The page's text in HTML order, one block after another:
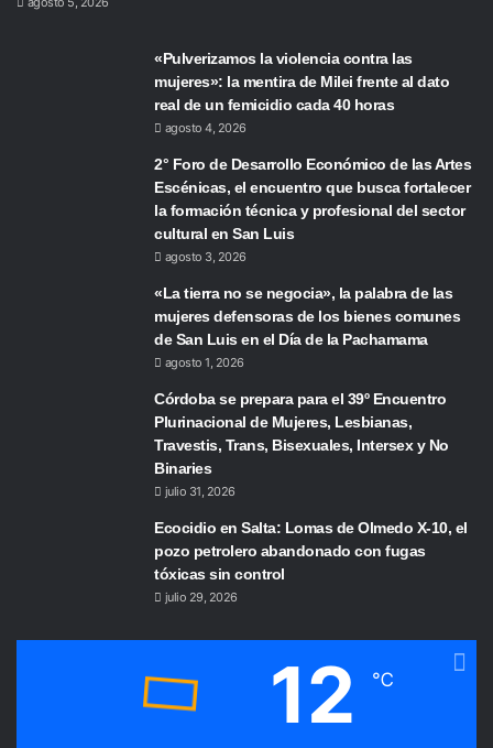
«Pulverizamos la violencia contra las
mujeres»: la mentira de Milei frente al dato
real de un femicidio cada 40 horas
agosto 4, 2026
2° Foro de Desarrollo Económico de las Artes
Escénicas, el encuentro que busca fortalecer
la formación técnica y profesional del sector
cultural en San Luis
agosto 3, 2026
«La tierra no se negocia», la palabra de las
mujeres defensoras de los bienes comunes
de San Luis en el Día de la Pachamama
agosto 1, 2026
Córdoba se prepara para el 39º Encuentro
Plurinacional de Mujeres, Lesbianas,
Travestis, Trans, Bisexuales, Intersex y No
Binaries
julio 31, 2026
Ecocidio en Salta: Lomas de Olmedo X-10, el
pozo petrolero abandonado con fugas
tóxicas sin control
julio 29, 2026
12 ℃